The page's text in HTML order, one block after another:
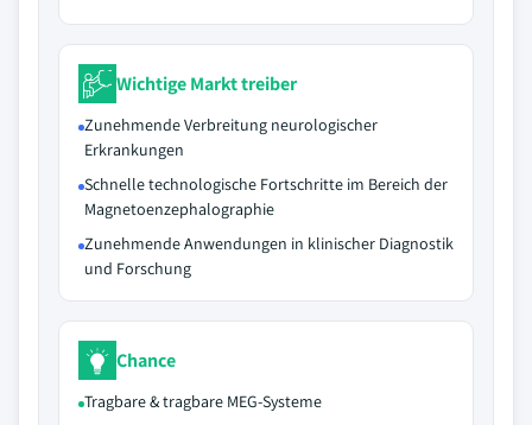
Wichtige Markt treiber
Zunehmende Verbreitung neurologischer
Erkrankungen
Schnelle technologische Fortschritte im Bereich der
Magnetoenzephalographie
Zunehmende Anwendungen in klinischer Diagnostik
und Forschung
Chance
Tragbare & tragbare MEG-Systeme